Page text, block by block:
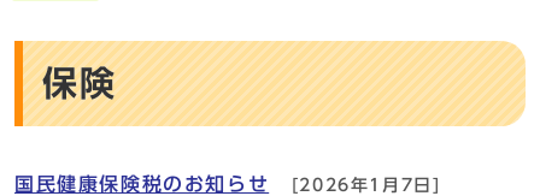
保険
国民健康保険税のお知らせ [2026年1月7日]